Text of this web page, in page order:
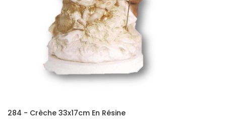
284 - Crèche 33x17cm En Résine